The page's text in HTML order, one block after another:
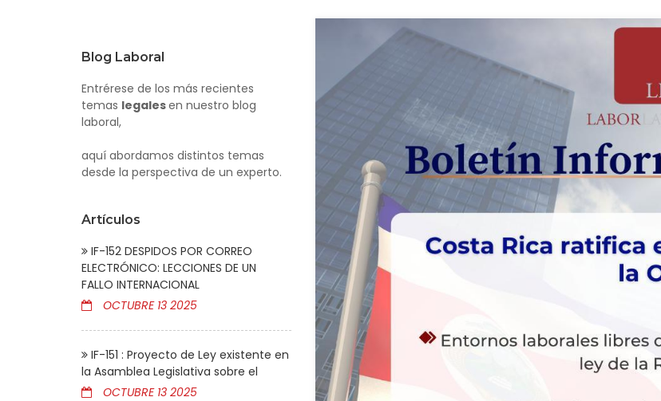
Blog Laboral
Entrérese de los más recientes
temas legalesen nuestro blog
laboral,
aquí abordamos distintos temas
desde la perspectiva de un experto.
Artículos
IF-152 DESPIDOS POR CORREO
ELECTRÓNICO: LECCIONES DE UN
FALLO INTERNACIONAL
OCTUBRE 13 2025
IF-151 : Proyecto de Ley existente en
la Asamblea Legislativa sobre el
OCTUBRE 13 2025